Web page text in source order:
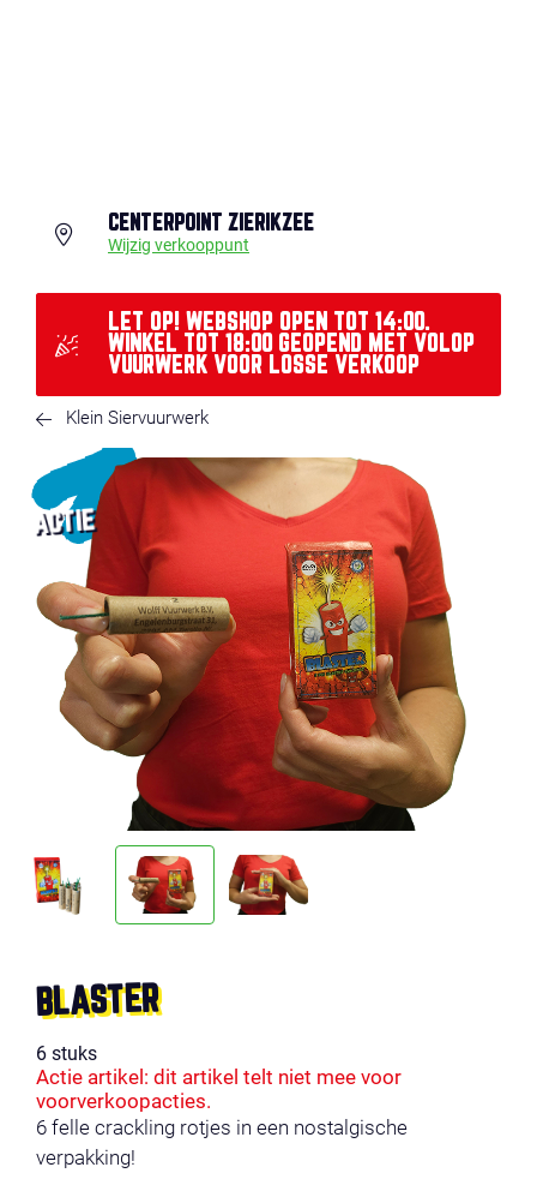
CENTERPOINT ZIERIKZEE
Wijzig verkooppunt
LET OP! WEBSHOP OPEN TOT 14:00.
WINKEL TOT 18:00 GEOPEND MET VOLOP
VUURWERK VOOR LOSSE VERKOOP
Klein Siervuurwerk
ACTIE
BLASTER
6 stuks
Actie artikel: dit artikel telt niet mee voor
voorverkoopacties.
6 felle crackling rotjes in een nostalgische
verpakking!